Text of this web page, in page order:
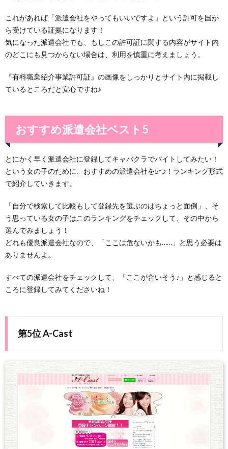
これがあれば「派遣会社をやってもいいですよ」という許可を国か
ら受けている証拠になります！
気になった派遣会社でも、もしこの許可証に関する内容がサイト内
のどこにも見つからない場合は、利用を慎重に考えましょう。
『有料職業紹介事業許可証』の画像をしっかりとサイト内に掲載し
ているところだと安心ですね♪
おすすめ派遣会社ベスト5
とにかく早く派遣会社に登録してキャバクラでバイトしてみたい！
という女の子のために、おすすめの派遣会社を5つ！ランキング形式
で紹介していきます。
「自分で検索して比較もして登録先を選ぶのはちょっと面倒」、そ
う思っている女の子はこのランキングをチェックして、その中から
選んでみましょう！
どれも優良派遣会社なので、「ここは危ないかも……」と思う必要は
ありませんよ。
すべての派遣会社をチェックして、「ここが合いそう♪」と感じると
ころに登録してみてくださいね！
第5位 A-Cast